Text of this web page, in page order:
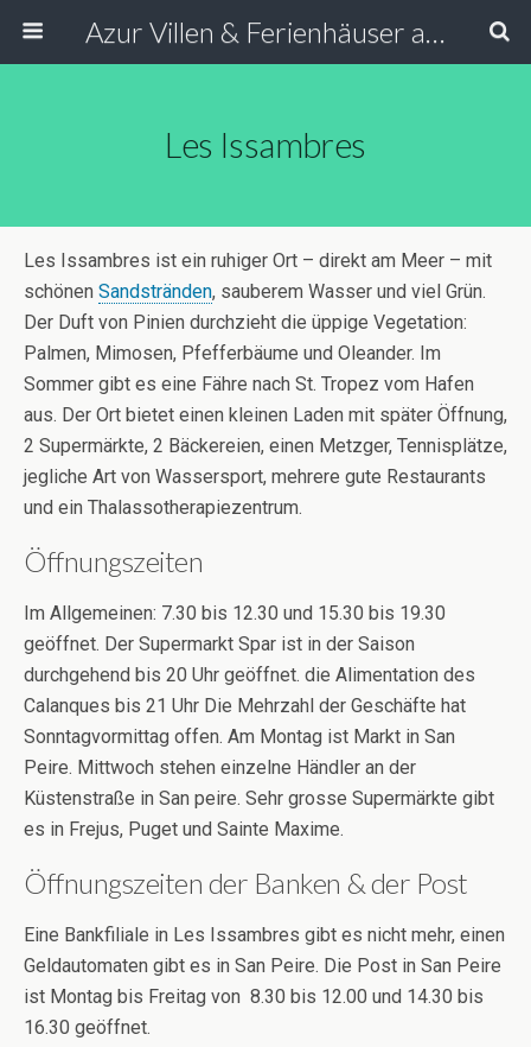
Azur Villen & Ferienhäuser an der Côte d’Azur Südfrankreich
Les Issambres
Les Issambres ist ein ruhiger Ort – direkt am Meer – mit
schönen Sandstränden, sauberem Wasser und viel Grün.
Der Duft von Pinien durchzieht die üppige Vegetation:
Palmen, Mimosen, Pfefferbäume und Oleander. Im
Sommer gibt es eine Fähre nach St. Tropez vom Hafen
aus. Der Ort bietet einen kleinen Laden mit später Öffnung,
2 Supermärkte, 2 Bäckereien, einen Metzger, Tennisplätze,
jegliche Art von Wassersport, mehrere gute Restaurants
und ein Thalassotherapiezentrum.
Öffnungszeiten
Im Allgemeinen: 7.30 bis 12.30 und 15.30 bis 19.30
geöffnet. Der Supermarkt Spar ist in der Saison
durchgehend bis 20 Uhr geöffnet. die Alimentation des
Calanques bis 21 Uhr Die Mehrzahl der Geschäfte hat
Sonntagvormittag offen. Am Montag ist Markt in San
Peire. Mittwoch stehen einzelne Händler an der
Küstenstraße in San peire. Sehr grosse Supermärkte gibt
es in Frejus, Puget und Sainte Maxime.
Öffnungszeiten der Banken & der Post
Eine Bankfiliale in Les Issambres gibt es nicht mehr, einen
Geldautomaten gibt es in San Peire. Die Post in San Peire
ist Montag bis Freitag von 8.30 bis 12.00 und 14.30 bis
16.30 geöffnet.